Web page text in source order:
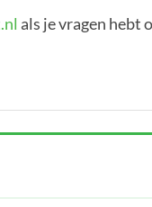
als je vragen hebt